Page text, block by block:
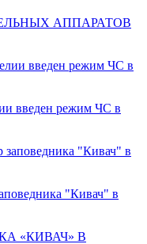
АППАРАТОВ
введен режим ЧС в
"Кивач" в